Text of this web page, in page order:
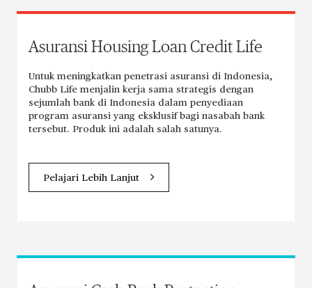
Asuransi Housing Loan Credit Life
Untuk meningkatkan penetrasi asuransi di Indonesia,
Chubb Life menjalin kerja sama strategis dengan
sejumlah bank di Indonesia dalam penyediaan
program asuransi yang eksklusif bagi nasabah bank
tersebut. Produk ini adalah salah satunya.
Pelajari Lebih Lanjut